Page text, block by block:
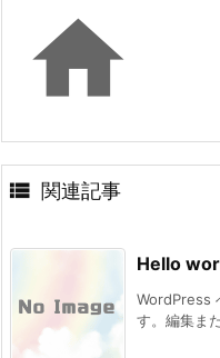

 関連記事
Hello
WordPress
す。編集ま